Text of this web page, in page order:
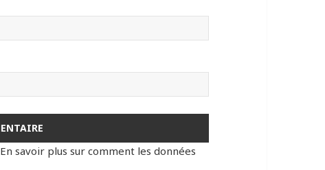
En savoir plus sur comment les données